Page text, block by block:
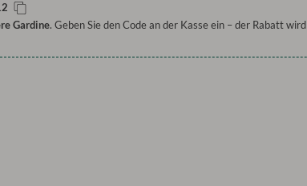
Gardine. Geben Sie den Code an der Kasse ein – der Rabatt wird